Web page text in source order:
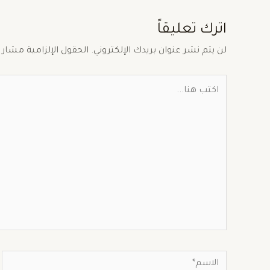
اترك تعليقاً
لن يتم نشر عنوان بريدك الإلكتروني. الحقول الإلزامية مشار